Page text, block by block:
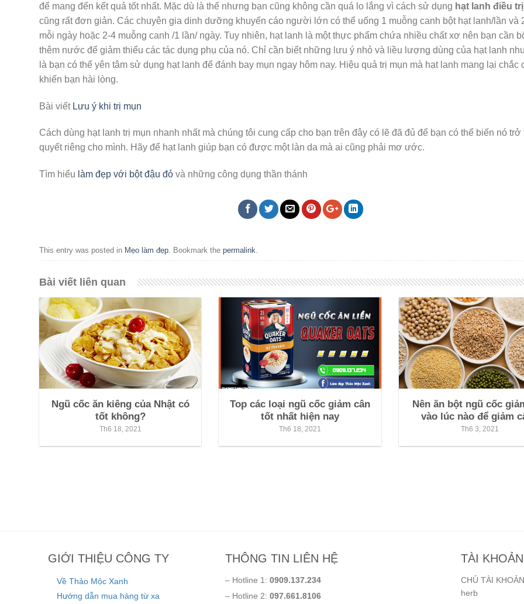
để mang đến kết quả tốt nhất. Mặc dù là thế nhưng bạn cũng không cần quá lo lắng vì cách sử dụng hạt lanh điều
cũng rất đơn giản. Các chuyên gia dinh dưỡng khuyến cáo người lớn có thể uống 1 muỗng canh bột hạt lanh/lần và
mỗi ngày hoặc 2-4 muỗng canh /1 lần/ ngày. Tuy nhiên, hạt lanh là một thực phẩm chứa nhiều chất xơ nên bạn cần
thêm nước để giảm thiểu các tác dụng phụ của nó. Chỉ cần biết những lưu ý nhỏ và liều lượng dùng của hạt lanh
là bạn có thể yên tâm sử dụng hạt lanh để đánh bay mụn ngay hôm nay. Hiệu quả trị mụn mà hạt lanh mang lại chắc
khiến bạn hài lòng.
Bài viết Lưu ý khi trị mụn
Cách dùng hạt lanh trị mụn nhanh nhất mà chúng tôi cung cấp cho bạn trên đây có lẽ đã đủ để bạn có thể biến nó trở
quyết riêng cho mình. Hãy để hạt lanh giúp bạn có được một làn da mà ai cũng phải mơ ước.
Tìm hiểu làm đẹp với bột đậu đỏ và những công dụng thần thánh
This entry was posted in Mẹo làm đẹp . Bookmark the permalink
Bài viết liên quan
Ngũ cốc ăn kiêng của Nhật có
tốt không?
Th6 18, 2021
Top các loại ngũ cốc giảm cân
tốt nhất hiện nay
Th6 18, 2021
Nên ăn bột ngũ cốc
vào lúc nào để giảm
Th6 3, 2021
GIỚI THIỆU CÔNG TY
Về Thảo Mộc Xanh
Hướng dẫn mua hàng từ xa
THÔNG TIN LIÊN HỆ
– Hotline 1: 0909.137.234
– Hotline 2: 097.661.8106
TÀI
CHỦ TÀI
herb